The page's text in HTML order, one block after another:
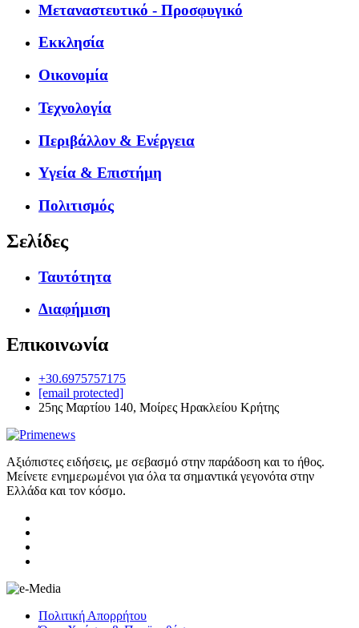
Μεταναστευτικό - Προσφυγικό
Εκκλησία
Οικονομία
Τεχνολογία
Περιβάλλον & Ενέργεια
Υγεία & Επιστήμη
Πολιτισμός
Σελίδες
Ταυτότητα
Διαφήμιση
Επικοινωνία
+30.6975757175
[email protected]
25ης Μαρτίου 140, Μοίρες Ηρακλείου Κρήτης
Αξιόπιστες ειδήσεις, με σεβασμό στην παράδοση και το ήθος.
Μείνετε ενημερωμένοι για όλα τα σημαντικά γεγονότα στην
Ελλάδα και τον κόσμο.
Πολιτική Απορρήτου